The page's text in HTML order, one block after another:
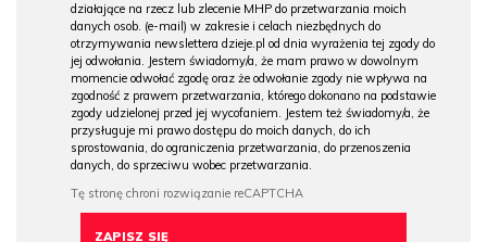
działające na rzecz lub zlecenie MHP do przetwarzania moich
danych osob. (e-mail) w zakresie i celach niezbędnych do
otrzymywania newslettera dzieje.pl od dnia wyrażenia tej zgody do
jej odwołania. Jestem świadomy/a, że mam prawo w dowolnym
momencie odwołać zgodę oraz że odwołanie zgody nie wpływa na
zgodność z prawem przetwarzania, którego dokonano na podstawie
zgody udzielonej przed jej wycofaniem. Jestem też świadomy/a, że
przysługuje mi prawo dostępu do moich danych, do ich
sprostowania, do ograniczenia przetwarzania, do przenoszenia
danych, do sprzeciwu wobec przetwarzania.